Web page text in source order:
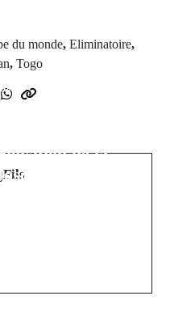
du monde,Eliminatoire,
,Togo
de la